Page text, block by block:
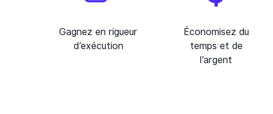
Gagnez en rigueur
d’exécution
Économisez du
temps et de
l’argent